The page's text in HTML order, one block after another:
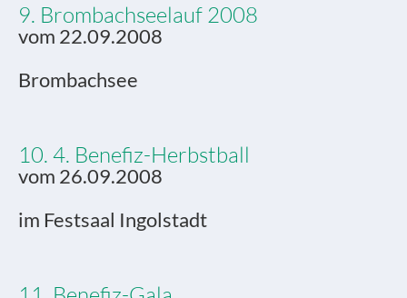
9. Brombachseelauf 2008
vom 22.09.2008
Brombachsee
10. 4. Benefiz-Herbstball
vom 26.09.2008
im Festsaal Ingolstadt